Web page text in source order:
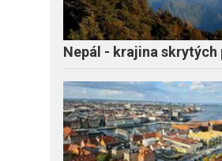
Nepál - krajina skrytých